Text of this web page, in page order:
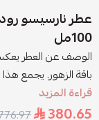
عطر نارسيسو
100مل
الوصف عن العطر
باقة الزهور. يجمع
قراءة المزيد
380.65